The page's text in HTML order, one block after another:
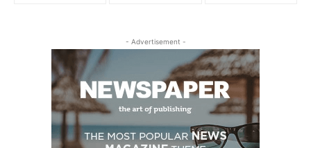
- Advertisement -